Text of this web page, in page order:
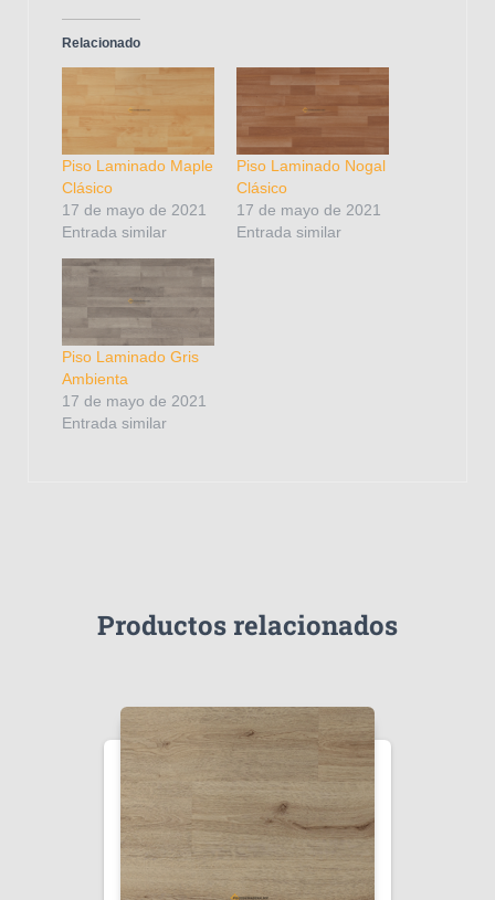
Relacionado
Piso Laminado Maple
Clásico
17 de mayo de 2021
Entrada similar
Piso Laminado Nogal
Clásico
17 de mayo de 2021
Entrada similar
Piso Laminado Gris
Ambienta
17 de mayo de 2021
Entrada similar
Productos relacionados